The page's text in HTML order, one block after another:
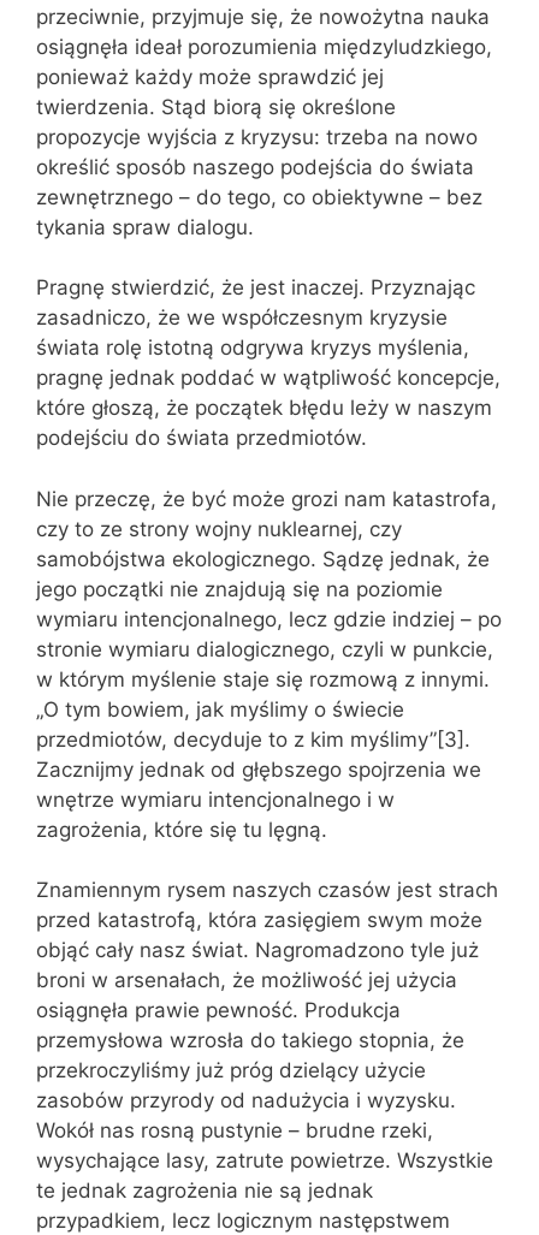
przeciwnie, przyjmuje się, że nowożytna nauka
osiągnęła ideał porozumienia międzyludzkiego,
ponieważ każdy może sprawdzić jej
twierdzenia. Stąd biorą się określone
propozycje wyjścia z kryzysu: trzeba na nowo
określić sposób naszego podejścia do świata
zewnętrznego – do tego, co obiektywne – bez
tykania spraw dialogu.
Pragnę stwierdzić, że jest inaczej. Przyznając
zasadniczo, że we współczesnym kryzysie
świata rolę istotną odgrywa kryzys myślenia,
pragnę jednak poddać w wątpliwość koncepcje,
które głoszą, że początek błędu leży w naszym
podejściu do świata przedmiotów.
Nie przeczę, że być może grozi nam katastrofa,
czy to ze strony wojny nuklearnej, czy
samobójstwa ekologicznego. Sądzę jednak, że
jego początki nie znajdują się na poziomie
wymiaru intencjonalnego, lecz gdzie indziej – po
stronie wymiaru dialogicznego, czyli w punkcie,
w którym myślenie staje się rozmową z innymi.
„O tym bowiem, jak myślimy o świecie
przedmiotów, decyduje to z kim myślimy”[3].
Zacznijmy jednak od głębszego spojrzenia we
wnętrze wymiaru intencjonalnego i w
zagrożenia, które się tu lęgną.
Znamiennym rysem naszych czasów jest strach
przed katastrofą, która zasięgiem swym może
objąć cały nasz świat. Nagromadzono tyle już
broni w arsenałach, że możliwość jej użycia
osiągnęła prawie pewność. Produkcja
przemysłowa wzrosła do takiego stopnia, że
przekroczyliśmy już próg dzielący użycie
zasobów przyrody od nadużycia i wyzysku.
Wokół nas rosną pustynie – brudne rzeki,
wysychające lasy, zatrute powietrze. Wszystkie
te jednak zagrożenia nie są jednak
przypadkiem, lecz logicznym następstwem